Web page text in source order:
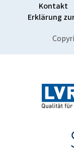
Kontakt
Erklärung